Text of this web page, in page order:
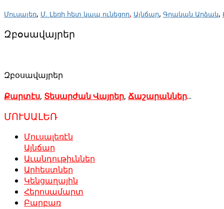
Մուսալեռ, Մ. Լեռի հետ կապ ունեցող, Այնճար, Գրական Արձակ,
Զբօսավայրեր
Զբօսավայրեր
Քարտէս, Տեսարժան Վայրեր, Ճաշարաններ...
ՄՈՒՍԱԼԵՌ
Մուսալեռէն
Այնճար
Աւանդութիւններ
Արհեստներ
Կենցաղային
Հերոսամարտ
Բարբառ